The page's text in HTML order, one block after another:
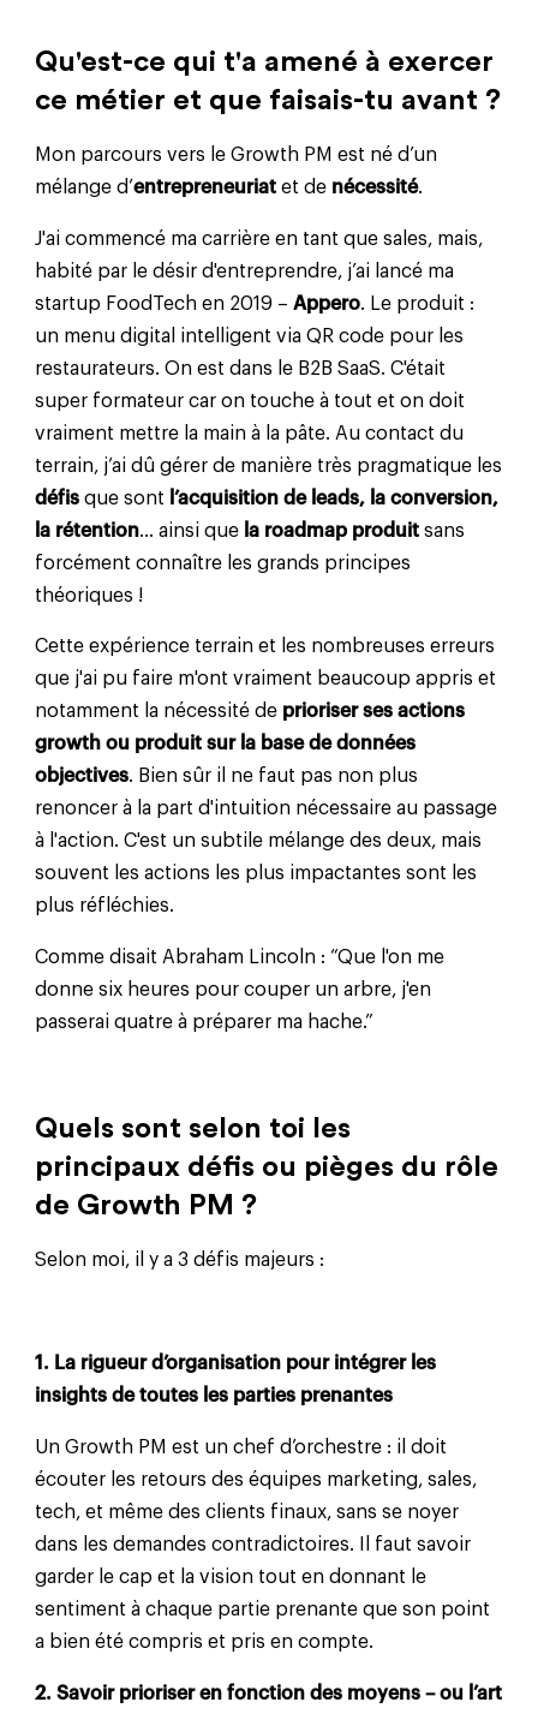
Qu'est-ce qui t'a amené à exercer
ce métier et que faisais-tu avant ?
Mon parcours vers le Growth PM est né d’un
mélange d’entrepreneuriatet de nécessité.
J'ai commencé ma carrière en tant que sales, mais,
habité par le désir d'entreprendre, j’ai lancé ma
startup FoodTech en 2019 –Appero. Le produit :
un menu digital intelligent via QR code pour les
restaurateurs. On est dans le B2B SaaS. C'était
super formateur car on touche à tout et on doit
vraiment mettre la main à la pâte. Au contact du
terrain, j’ai dû gérer de manière très pragmatique les
défisque sont l’acquisition de leads, la conversion,
la rétention… ainsi que la roadmap produit sans
forcément connaître les grands principes
théoriques !
Cette expérience terrain et les nombreuses erreurs
que j'ai pu faire m'ont vraiment beaucoup appris et
notamment la nécessité de prioriser ses actions
growth ou produit sur la base de données
objectives. Bien sûr il ne faut pas non plus
renoncer à la part d'intuition nécessaire au passage
à l'action. C'est un subtile mélange des deux, mais
souvent les actions les plus impactantes sont les
plus réfléchies.
Comme disait Abraham Lincoln : “Que l'on me
donne six heures pour couper un arbre, j'en
passerai quatre à préparer ma hache.”
Quels sont selon toi les
principaux défis ou pièges du rôle
de Growth PM ?
Selon moi, il y a 3 défis majeurs :
1. La rigueur d’organisation pour intégrer les
insights de toutes les parties prenantes
Un Growth PM est un chef d’orchestre : il doit
écouter les retours des équipes marketing, sales,
tech, et même des clients finaux, sans se noyer
dans les demandes contradictoires. Il faut savoir
garder le cap et la vision tout en donnant le
sentiment à chaque partie prenante que son point
a bien été compris et pris en compte.
2. Savoir prioriser en fonction des moyens – ou l’art